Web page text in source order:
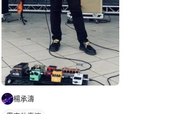
楊承濤